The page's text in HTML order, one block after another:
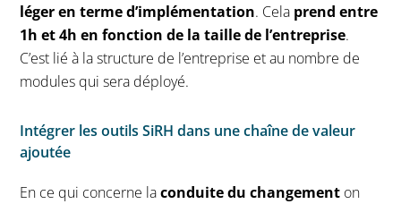
léger en terme d’implémentation. Cela prend entre
1h et 4h en fonction de la taille de l’entreprise.
C’est lié à la structure de l’entreprise et au nombre de
modules qui sera déployé.
Intégrer les outils SiRH dans une chaîne de valeur
ajoutée
En ce qui concerne laconduite du changement on